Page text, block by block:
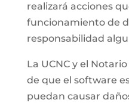
realizará acciones
funcionamiento de
responsabilidad
La UCNC y el
de que el software
puedan causar